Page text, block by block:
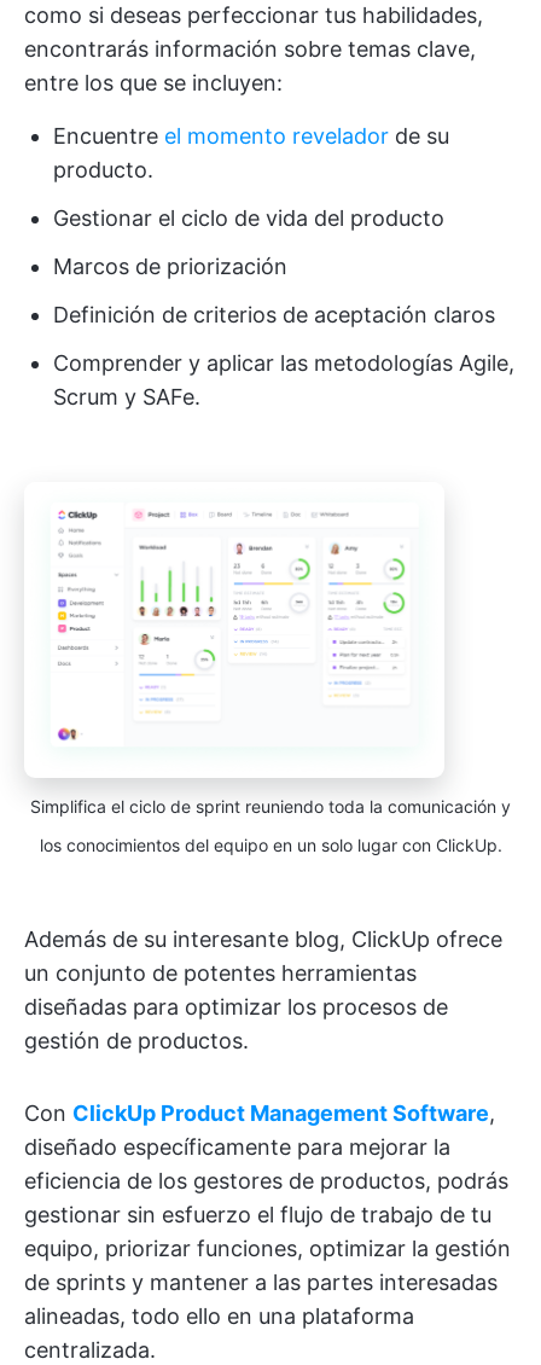
como si deseas perfeccionar tus habilidades,
encontrarás información sobre temas clave,
entre los que se incluyen:
Encuentre el momento revelador de su
producto.
Gestionar el ciclo de vida del producto
Marcos de priorización
Definición de criterios de aceptación claros
Comprender y aplicar las metodologías Agile,
Scrum y SAFe.
Simplifica el ciclo de sprint reuniendo toda la comunicación y
los conocimientos del equipo en un solo lugar con ClickUp.
Además de su interesante blog, ClickUp ofrece
un conjunto de potentes herramientas
diseñadas para optimizar los procesos de
gestión de productos.
Con ClickUp Product Management Software,
diseñado específicamente para mejorar la
eficiencia de los gestores de productos, podrás
gestionar sin esfuerzo el flujo de trabajo de tu
equipo, priorizar funciones, optimizar la gestión
de sprints y mantener a las partes interesadas
alineadas, todo ello en una plataforma
centralizada.